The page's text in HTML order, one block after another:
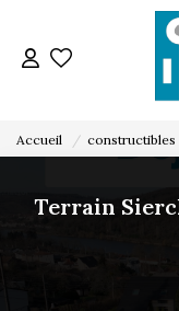
Accueil constructibles
Terrain